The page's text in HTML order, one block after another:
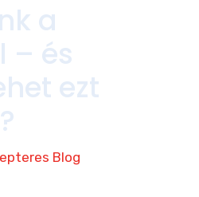
a
– és
ezt
Blog